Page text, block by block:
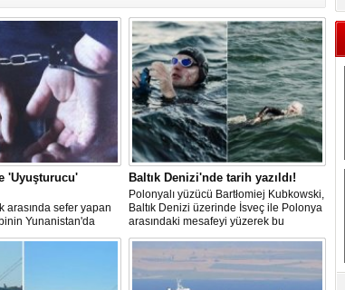
'Uyuşturucu'
arasında sefer yapan
Yunanistan'da
Baltık Denizi'nde tarih yazıldı!
Polonyalı yüzücü Bartłomiej Kubkowski,
Baltık Denizi üzerinde İsveç ile Polonya
arasındaki mesafeyi yüzerek bu
başarının ilk örneği olarak tarihe geçti.